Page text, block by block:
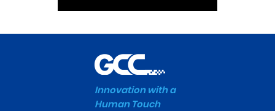
Innovation with a
Human Touch